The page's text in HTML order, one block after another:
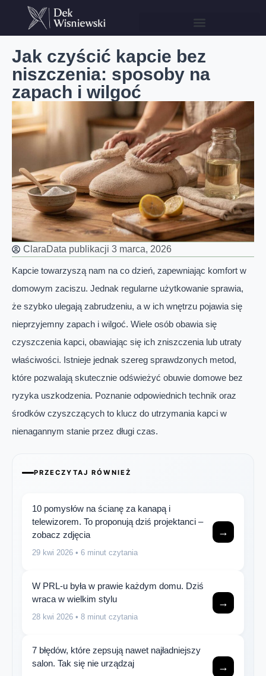
Jak czyścić kapcie bez
niszczenia: sposoby na
zapach i wilgoć
ClaraData publikacji 3 marca, 2026
Kapcie towarzyszą nam na co dzień, zapewniając komfort w
domowym zaciszu. Jednak regularne użytkowanie sprawia,
że szybko ulegają zabrudzeniu, a w ich wnętrzu pojawia się
nieprzyjemny zapach i wilgoć. Wiele osób obawia się
czyszczenia kapci, obawiając się ich zniszczenia lub utraty
właściwości. Istnieje jednak szereg sprawdzonych metod,
które pozwalają skutecznie odświeżyć obuwie domowe bez
ryzyka uszkodzenia. Poznanie odpowiednich technik oraz
środków czyszczących to klucz do utrzymania kapci w
nienagannym stanie przez długi czas.
PRZECZYTAJ RÓWNIEŻ
10 pomysłów na ścianę za kanapą i
telewizorem. To proponują dziś projektanci –
zobacz zdjęcia
29 kwi 2026 • 6 minut czytania
→
W PRL-u była w prawie każdym domu. Dziś
wraca w wielkim stylu
28 kwi 2026 • 8 minut czytania
→
7 błędów, które zepsują nawet najładniejszy
salon. Tak się nie urządzaj
→